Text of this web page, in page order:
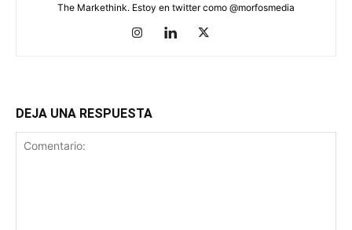
The Markethink. Estoy en twitter como @morfosmedia
DEJA UNA RESPUESTA